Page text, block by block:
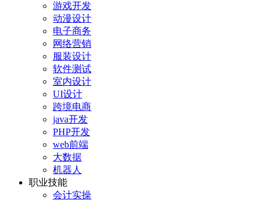
游戏开发
动漫设计
电子商务
网络营销
服装设计
软件测试
室内设计
UI设计
跨境电商
java开发
PHP开发
web前端
大数据
机器人
职业技能
会计实操